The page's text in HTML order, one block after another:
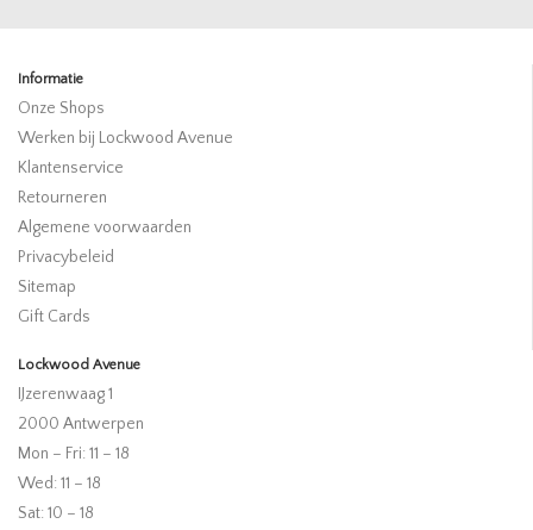
Informatie
Onze Shops
Werken bij Lockwood Avenue
Klantenservice
Retourneren
Algemene voorwaarden
Privacybeleid
Sitemap
Gift Cards
Lockwood Avenue
IJzerenwaag 1
2000 Antwerpen
Mon – Fri: 11 – 18
Wed: 11 – 18
Sat: 10 – 18